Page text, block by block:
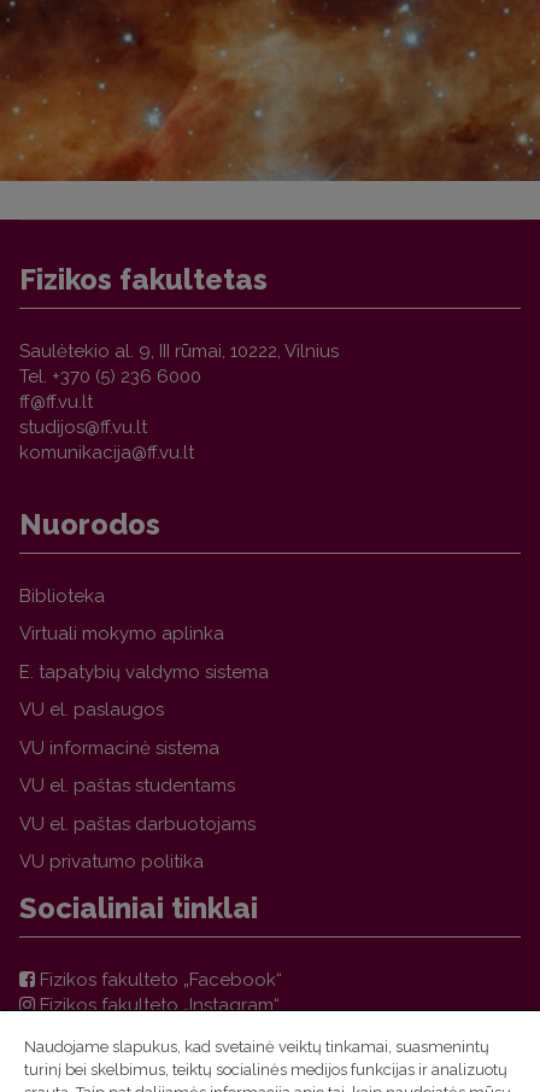
Fizikos fakultetas
Saulėtekio al. 9, III rūmai, 10222, Vilnius
Tel. +370 (5) 236 6000
Nuorodos
Biblioteka
Virtuali mokymo aplinka
E. tapatybių valdymo sistema
VU el. paslaugos
VU informacinė sistema
VU el. paštas studentams
VU el. paštas darbuotojams
VU privatumo politika
Socialiniai tinklai
Fizikos fakulteto „Facebook“
Fizikos fakulteto „Instagram“
VU FF TFAI Molėtų astronomijos observatorijos
„Facebook“
Naudojame slapukus, kad svetainė veiktų tinkamai, suasmenintų
turinį bei skelbimus, teiktų socialinės medijos funkcijas ir analizuotų